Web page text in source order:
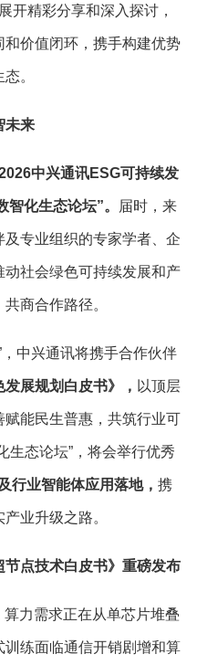
展开精彩分享和深入探讨，
价值闭环，携手构建优势
。
未来
中兴通讯ESG可持续发
化生态论坛”。 届时，来
专业组织的专家学者、企
社会绿色可持续发展和产
商合作路径。
中兴通讯将携手合作伙伴
发展规划白皮书》， 以顶层
能民生普惠，共筑行业可
生态论坛”，将会举行优秀
行业智能体应用落地， 携
业升级之路。
点技术白皮书》重磅发布
力需求正在从单芯片堆叠
练面临通信开销剧增和算